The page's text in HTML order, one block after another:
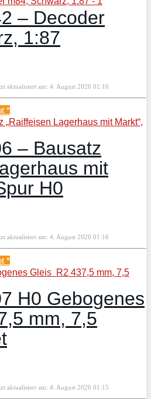
– Decoder
1:87
aktualisiert am: 4. August 2026 01:16
*
– Bausatz
mit
H0
aktualisiert am: 4. August 2026 01:16
*
H0 Gebogenes
mm, 7,5
aktualisiert am: 4. August 2026 01:15